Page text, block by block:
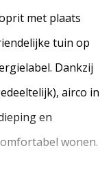
met plaats
tuin op
Dankzij
airco in
en
wonen.